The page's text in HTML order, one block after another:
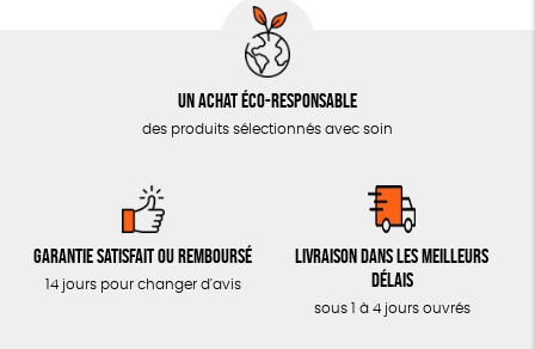
Un achat éco-responsable
des produits sélectionnés avec soin
Garantie satisfait ou remboursé
14 jours pour changer d'avis
Livraison dans les meilleurs
délais
sous 1 à 4 jours ouvrés